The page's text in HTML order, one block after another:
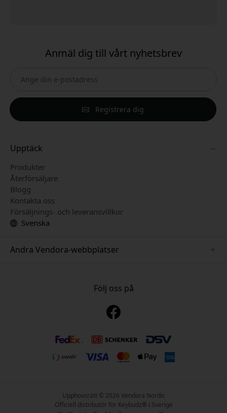
Anmäl dig till vårt nyhetsbrev
Registrera dig
Upptäck
Produkter
Återförsäljare
Blogg
Kontakta oss
Försäljnings- och leveransvillkor
Svenska
Andra Vendora-webbplatser
www.myfirst.se
Följ oss på
Upphovsrätt © 2026 Vendora Nordic
Officiell distributör för Keybudz® i Sverige